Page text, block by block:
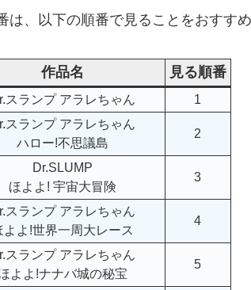
、以下の順番で見ることをおすすめ
作品名 見る順番
スランプ アラレちゃん 1
スランプ アラレちゃん
ハロー!不思議島
2
Dr.SLUMP
ほよよ! 宇宙大冒険
3
スランプ アラレちゃん
よよ!世界一周大レース
4
スランプ アラレちゃん
よよ!ナナバ城の秘宝
5